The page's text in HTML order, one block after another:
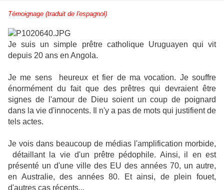
Témoignage (traduit de l'espagnol)
Je suis un simple prêtre catholique Uruguayen qui vit
depuis 20 ans en Angola.
Je me sens heureux et fier de ma vocation. Je souffre
énormément du fait que des prêtres qui devraient être
signes de l'amour de Dieu soient un coup de poignard
dans la vie d'innocents. Il n'y a pas de mots qui justifient de
tels actes.
Je vois dans beaucoup de médias l'amplification morbide,
détaillant la vie d'un prêtre pédophile. Ainsi, il en est
présenté un d'une ville des EU des années 70, un autre,
en Australie, des années 80. Et ainsi, de plein fouet,
d'autres cas récents...